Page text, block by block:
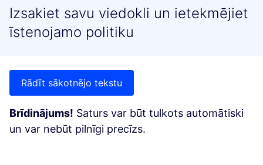
Izsakiet savu viedokli un ietekmējiet
īstenojamo politiku
Rādīt sākotnējo tekstu
Brīdinājums! Saturs var būt tulkots automātiski
un var nebūt pilnīgi precīzs.